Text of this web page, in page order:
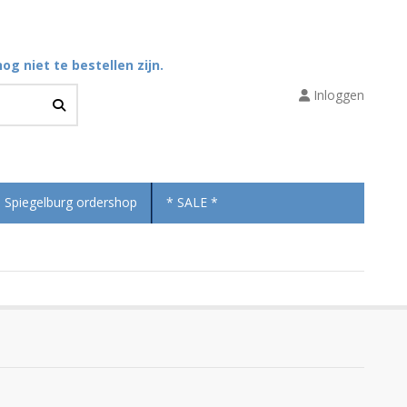
niet te bestellen zijn.
Inloggen
Spiegelburg ordershop * SALE *